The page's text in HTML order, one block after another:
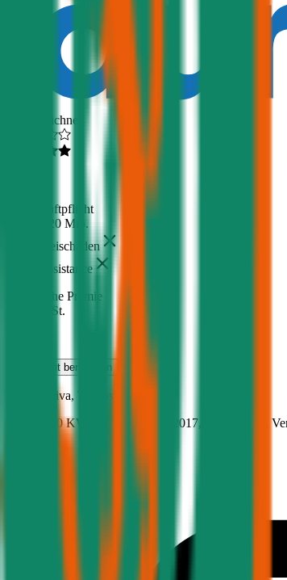
Ausgezeichnet
Haftpflicht
€ 20 Mio.
Freischaden
Assistance
Monatliche Prämie
inkl. mVSt.
Haftpflicht berechnen
Meriva, Teilkasko
95.1 PS/70 KW, diesel, Baujahr 2017,
,